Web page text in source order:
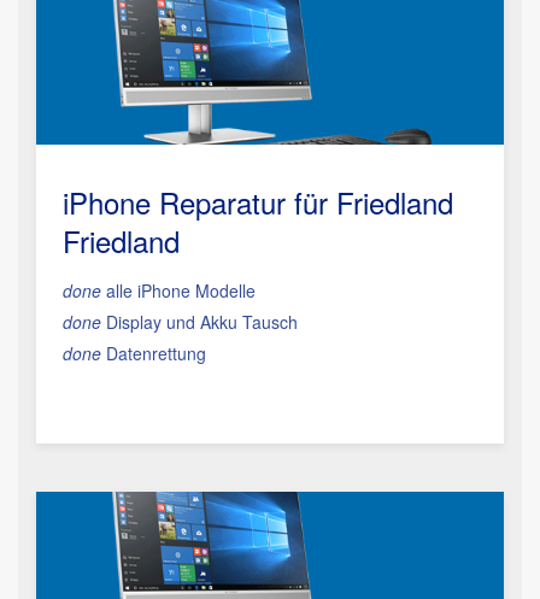
iPhone Reparatur für Friedland
Friedland
done alle iPhone Modelle
done Display und Akku Tausch
done Datenrettung